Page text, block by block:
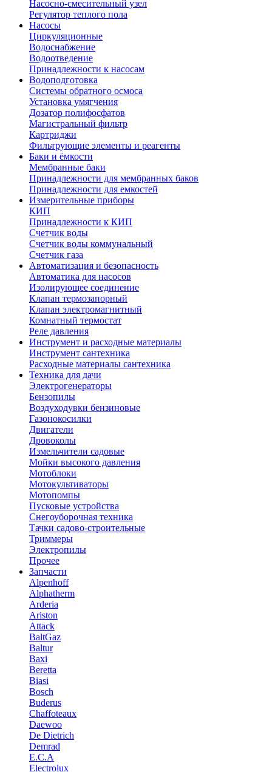
Насосно-смесительный узел
Регулятор теплого пола
Насосы
Циркуляционные
Водоснабжение
Водоотведение
Принадлежности к насосам
Водоподготовка
Системы обратного осмоса
Установка умягчения
Дозатор полифосфатов
Магистральный фильтр
Картриджи
Фильтрующие элементы и реагенты
Баки и ёмкости
Мембранные баки
Принадлежности для мембранных баков
Принадлежности для емкостей
Измерительные приборы
КИП
Принадлежности к КИП
Счетчик воды
Счетчик воды коммунальный
Счетчик газа
Автоматизация и безопасность
Автоматика для насосов
Изолирующее соединение
Клапан термозапорный
Клапан электромагнитный
Комнатный термостат
Реле давления
Инструмент и расходные материалы
Инструмент сантехника
Расходные материалы сантехника
Техника для дачи
Электрогенераторы
Бензопилы
Воздуходувки бензиновые
Газонокосилки
Двигатели
Дровоколы
Измельчители садовые
Мойки высокого давления
Мотоблоки
Мотокультиваторы
Мотопомпы
Пусковые устройства
Снегоуборочная техника
Тачки садово-строительные
Триммеры
Электропилы
Прочее
Запчасти
Alpenhoff
Alphatherm
Arderia
Ariston
Attack
BaltGaz
Baltur
Baxi
Beretta
Biasi
Bosch
Buderus
Chaffoteaux
Daewoo
De Dietrich
Demrad
E.C.A
Electrolux